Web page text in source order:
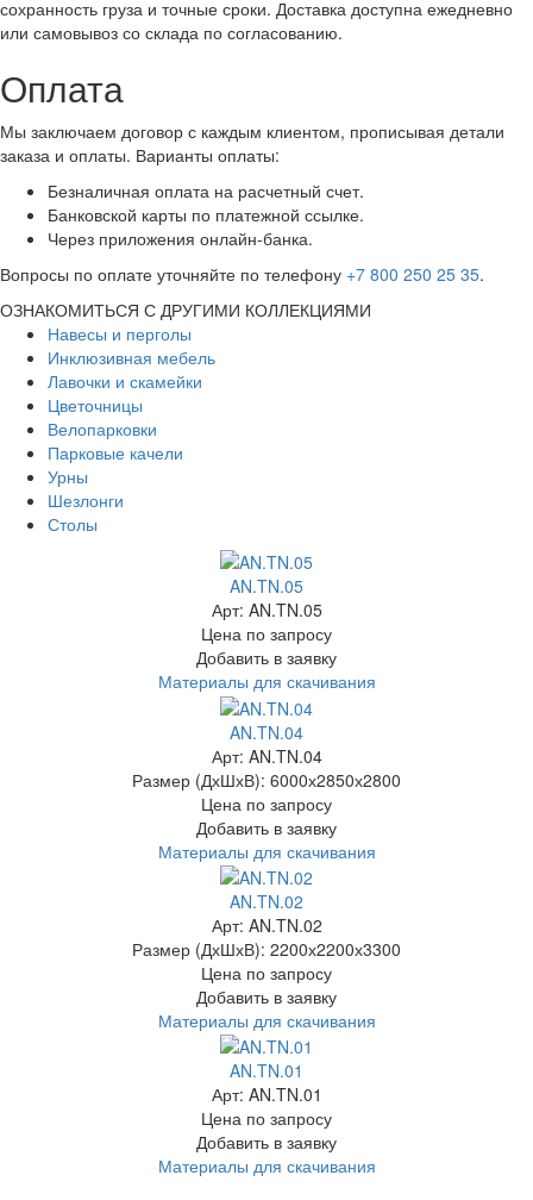
сохранность груза и точные сроки. Доставка доступна ежедневно
или самовывоз со склада по согласованию.
Оплата
Мы заключаем договор с каждым клиентом, прописывая детали
заказа и оплаты. Варианты оплаты:
Безналичная оплата на расчетный счет.
Банковской карты по платежной ссылке.
Через приложения онлайн-банка.
Вопросы по оплате уточняйте по телефону +7 800 250 25 35.
ОЗНАКОМИТЬСЯ С ДРУГИМИ КОЛЛЕКЦИЯМИ
Навесы и перголы
Инклюзивная мебель
Лавочки и скамейки
Цветочницы
Велопарковки
Парковые качели
Урны
Шезлонги
Столы
AN.TN.05
Арт: AN.TN.05
Цена по запросу
Добавить в заявку
Материалы для скачивания
AN.TN.04
Арт: AN.TN.04
Размер (ДхШхВ): 6000х2850х2800
Цена по запросу
Добавить в заявку
Материалы для скачивания
AN.TN.02
Арт: AN.TN.02
Размер (ДхШхВ): 2200х2200х3300
Цена по запросу
Добавить в заявку
Материалы для скачивания
AN.TN.01
Арт: AN.TN.01
Цена по запросу
Добавить в заявку
Материалы для скачивания